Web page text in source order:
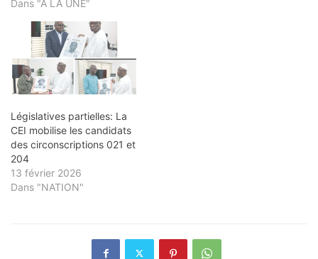
Dans "A LA UNE"
Législatives partielles: La
CEI mobilise les candidats
des circonscriptions 021 et
204
13 février 2026
Dans "NATION"